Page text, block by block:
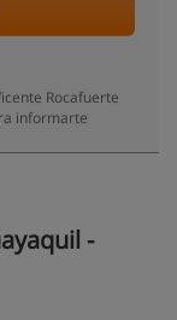
Rocafuerte
informarte
-